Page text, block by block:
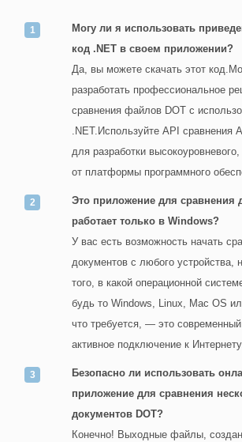
Могу ли я использовать
код .NET в своем приложении?
Да, вы можете скачать этот
разработать профессиональное
сравнения файлов DOT с
.NET.Используйте API сравнения
для разработки
от платформы программного
Это приложение для сравнения
работает только в Windows?
У вас есть возможность начать
документов с любого устройства,
того, в какой операционной
будь то Windows, Linux, Mac OS
что требуется, — это
активное подключение к Интернету.
Безопасно ли использовать
приложение для сравнения
документов DOT?
Конечно! Выходные файлы,